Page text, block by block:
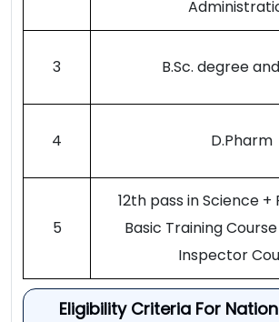
3 B.Sc. degree
4 D.Pharm
5
12th pass in Science
Basic Training
Inspector
Eligibility Criteria For